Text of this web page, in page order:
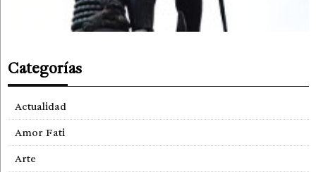
Categorías
Actualidad
Amor Fati
Arte